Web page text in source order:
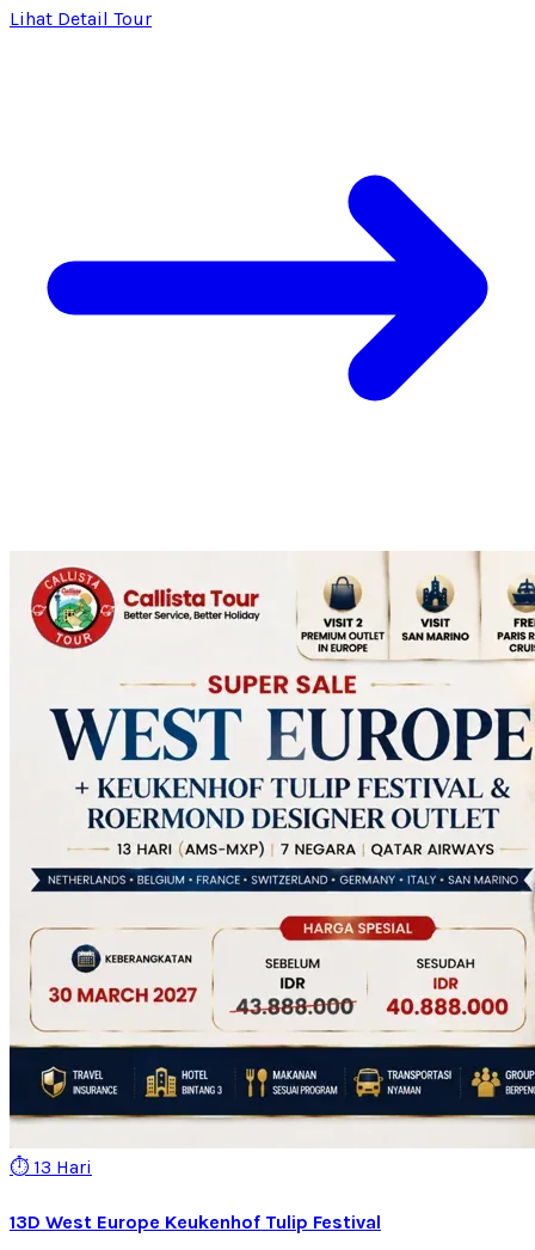
Lihat Detail Tour
⏱️ 13 Hari
13D West Europe Keukenhof Tulip Festival